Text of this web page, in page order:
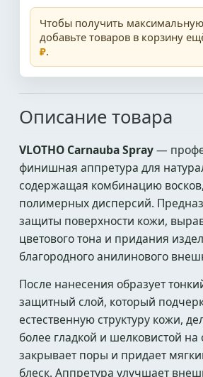
Чтобы получить
добавьте товаров в корзину
₽.
Описание товара
VLOTHO Carnauba Spray—
финишная аппретура для
содержащая комбинацию
полимерных дисперсий.
защиты поверхности кожи,
цветового тона и придания
благородного анилинового
После нанесения образует
защитный слой, который
естественную структуру кожи,
более гладкой и шелковистой
закрывает поры и придает
блеск. Аппретура улучшает